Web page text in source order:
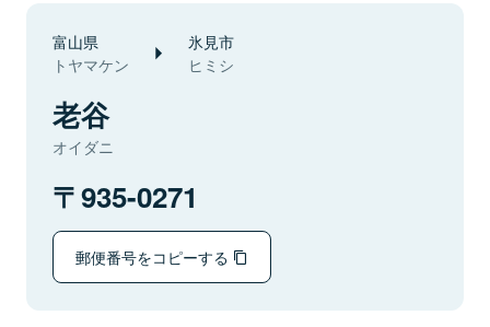
富山県
トヤマケン
氷見市
ヒミシ
老谷
オイダニ
935-0271
郵便番号をコピーする